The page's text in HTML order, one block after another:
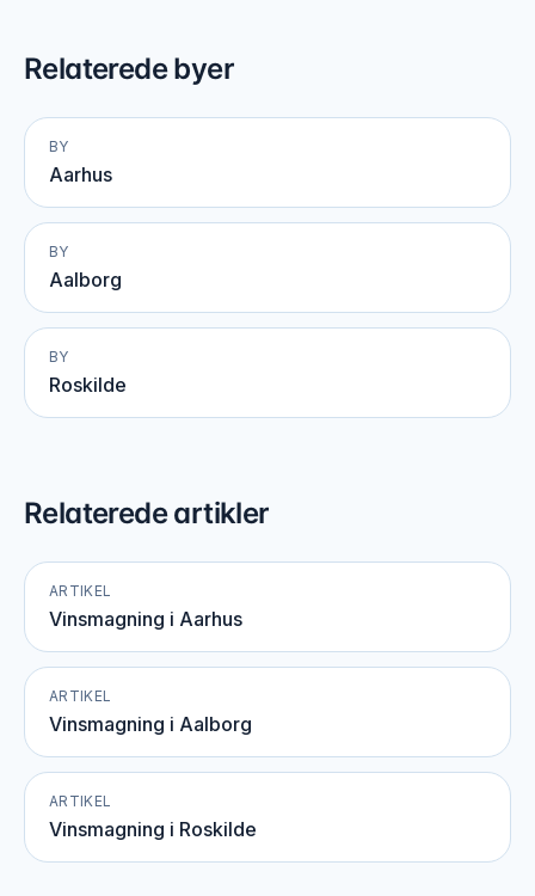
Relaterede byer
BY
Aarhus
BY
Aalborg
BY
Roskilde
Relaterede artikler
ARTIKEL
Vinsmagning i Aarhus
ARTIKEL
Vinsmagning i Aalborg
ARTIKEL
Vinsmagning i Roskilde